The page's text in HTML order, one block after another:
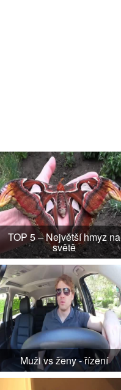
TOP 5 – Největší hmyz na
světě
Muži vs ženy - řízení